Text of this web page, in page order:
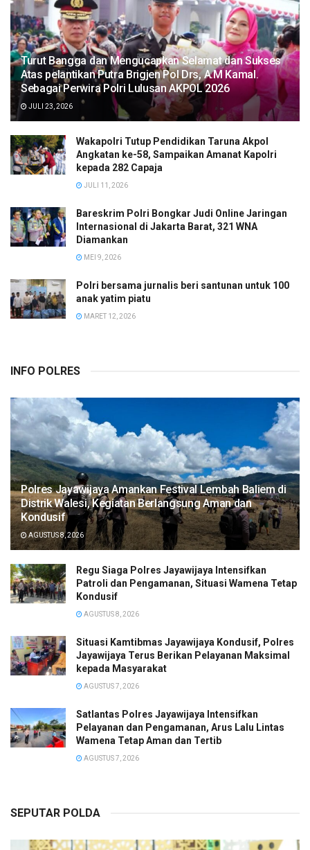
Turut Bangga dan Mengucapkan Selamat dan Sukses
Atas pelantikan Putra Brigjen Pol Drs, A.M Kamal.
Sebagai Perwira Polri Lulusan AKPOL 2026
JULI 23, 2026
Wakapolri Tutup Pendidikan Taruna Akpol
Angkatan ke-58, Sampaikan Amanat Kapolri
kepada 282 Capaja
JULI 11, 2026
Bareskrim Polri Bongkar Judi Online Jaringan
Internasional di Jakarta Barat, 321 WNA
Diamankan
MEI 9, 2026
Polri bersama jurnalis beri santunan untuk 100
anak yatim piatu
MARET 12, 2026
INFO POLRES
Polres Jayawijaya Amankan Festival Lembah Baliem di
Distrik Walesi, Kegiatan Berlangsung Aman dan
Kondusif
AGUSTUS 8, 2026
Regu Siaga Polres Jayawijaya Intensifkan
Patroli dan Pengamanan, Situasi Wamena Tetap
Kondusif
AGUSTUS 8, 2026
Situasi Kamtibmas Jayawijaya Kondusif, Polres
Jayawijaya Terus Berikan Pelayanan Maksimal
kepada Masyarakat
AGUSTUS 7, 2026
Satlantas Polres Jayawijaya Intensifkan
Pelayanan dan Pengamanan, Arus Lalu Lintas
Wamena Tetap Aman dan Tertib
AGUSTUS 7, 2026
SEPUTAR POLDA